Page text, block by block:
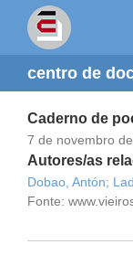
centro de
Caderno de
7 de novembro
Autores/as
Dobao, Antón;
Fonte: